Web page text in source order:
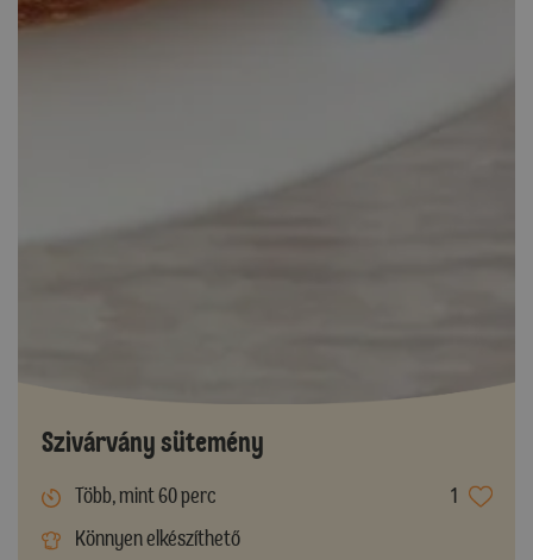
Szivárvány sütemény
Több, mint 60 perc
1
Könnyen elkészíthető